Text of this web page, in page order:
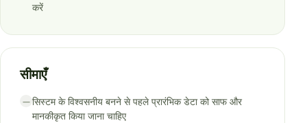
करें
सीमाएँ
— सिस्टम के विश्वसनीय बनने से पहले प्रारंभिक डेटा को साफ और
मानकीकृत किया जाना चाहिए